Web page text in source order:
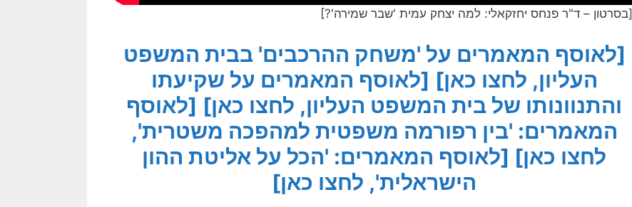
[בסרטון – ד"ר פנחס יחזקאלי: למה יצחק עמית 'שבר שמירה'?]
[לאוסף המאמרים על 'משחק ההרכבים' בבית המשפט
העליון, לחצו כאן] [לאוסף המאמרים על שקיעתו
והתנוונותו של בית המשפט העליון, לחצו כאן] [לאוסף
המאמרים: 'בין רפורמה משפטית למהפכה משטרית',
לחצו כאן] [לאוסף המאמרים: 'הכל על אליטת ההון
הישראלית', לחצו כאן]